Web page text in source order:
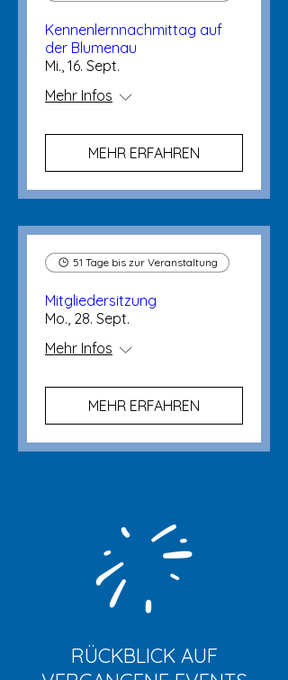
Kennenlernnachmittag auf
der Blumenau
Mi., 16. Sept.
Mehr Infos
MEHR ERFAHREN
51 Tage bis zur Veranstaltung
Mitgliedersitzung
Mo., 28. Sept.
Mehr Infos
MEHR ERFAHREN
RÜCKBLICK AUF